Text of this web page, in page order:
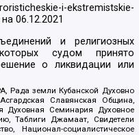
i-ekstremistskie-
на06.12.2021
и религиозных
судом принято
о ликвидации или
Рада земли Кубанской Духовно
Славянская Община,
Семинария Духовное
Таблиги Джамаат, Свидетели
Национал-социалистическое